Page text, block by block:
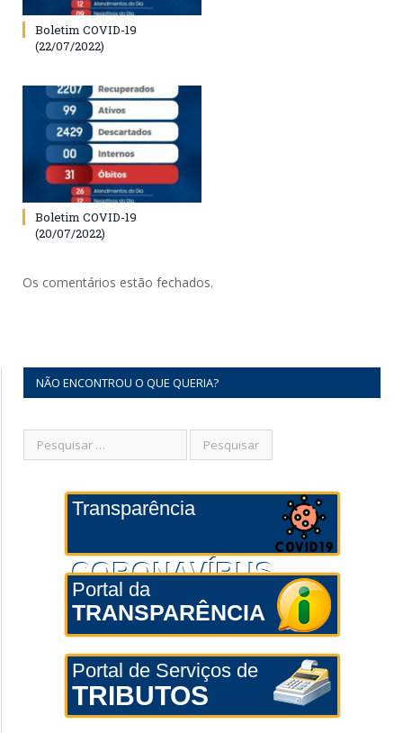
Boletim COVID-19
(22/07/2022)
Boletim COVID-19
(20/07/2022)
Os comentários estão fechados.
NÃO ENCONTROU O QUE QUERIA?
Transparência
CORONAVÍRUS
Portal da
TRANSPARÊNCIA
Portal de Serviços de
TRIBUTOS